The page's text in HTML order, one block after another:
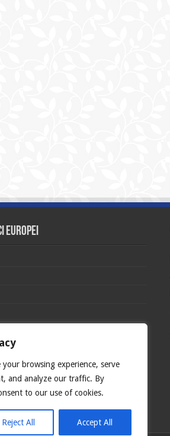
your browsing experience, serve
and analyze our traffic. By
to our use of cookies.
Reject All Accept All
europei
et Fílio, et Spirítui Sancto. Sicut erat in
et nunc et semper et in sǽcula
Amen.